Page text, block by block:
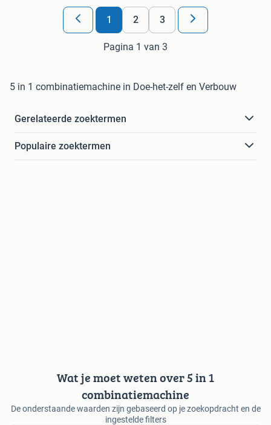
1 2 3
Pagina 1 van 3
5 in 1 combinatiemachine in Doe-het-zelf en Verbouw
Gerelateerde zoektermen
Populaire zoektermen
Wat je moet weten over 5 in 1
combinatiemachine
De onderstaande waarden zijn gebaseerd op je zoekopdracht en de
ingestelde filters